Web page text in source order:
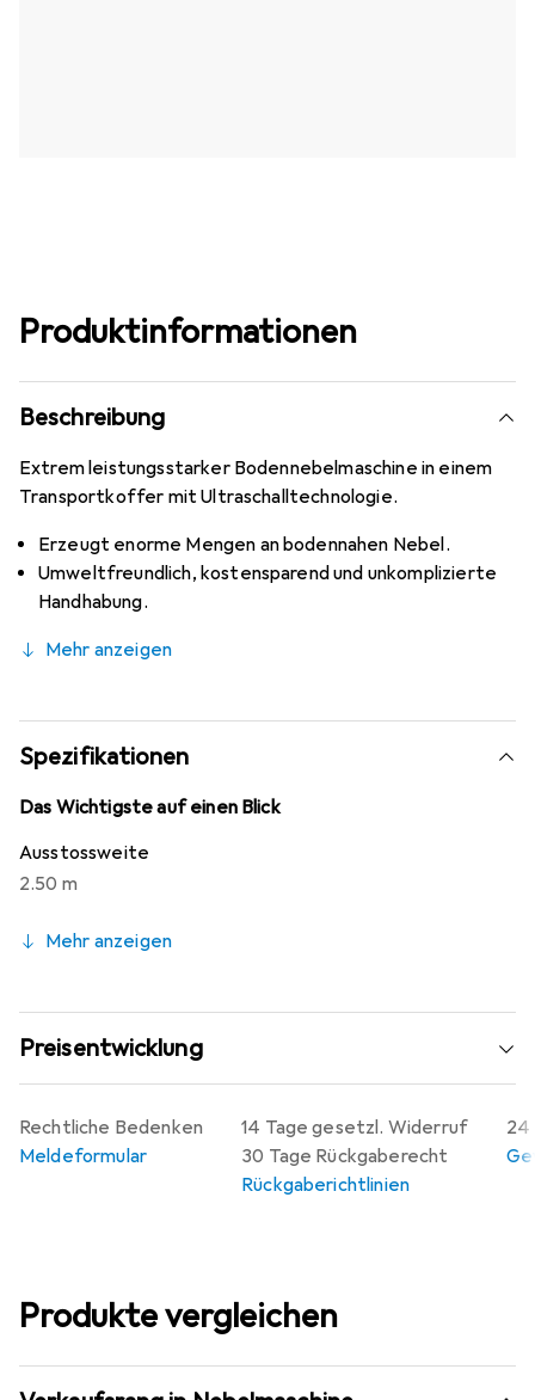
Produktinformationen
Beschreibung
Extrem leistungsstarker Bodennebelmaschine in einem
Transportkoffer mit Ultraschalltechnologie.
Erzeugt enorme Mengen an bodennahen Nebel.
Umweltfreundlich, kostensparend und unkomplizierte
Handhabung.
Mehr anzeigen
Spezifikationen
Das Wichtigste auf einen Blick
Ausstossweite
2.50 m
Mehr anzeigen
Preisentwicklung
14 Tage gesetzl. Widerruf
30 Tage Rückgaberecht
Rückgaberichtlinien
24
Rechtliche Bedenken
Meldeformular
Produkte vergleichen